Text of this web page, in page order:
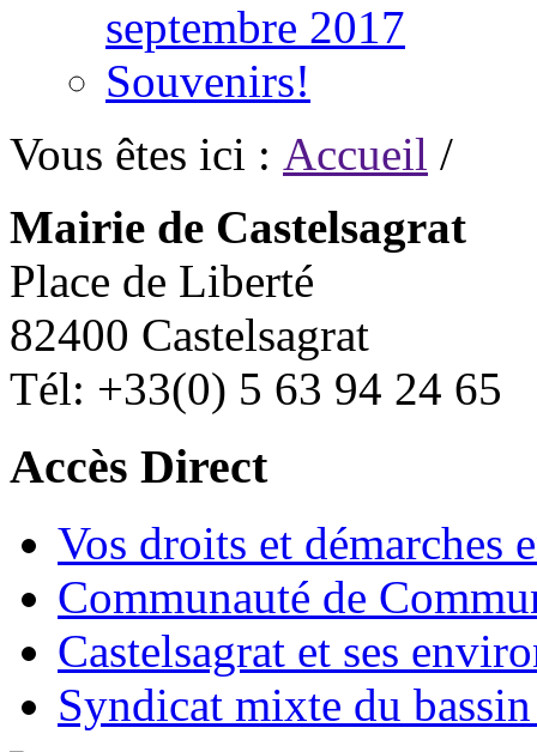
septembre 2017
Souvenirs!
Vous êtes ici : Accueil /
Mairie de Castelsagrat
Place de Liberté
82400 Castelsagrat
Tél: +33(0) 5 63 94 24 65
Accès Direct
Vos droits et démarches
Communauté de
Castelsagrat et ses
Syndicat mixte du